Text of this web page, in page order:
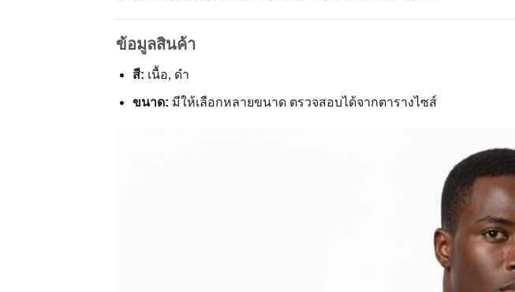
ข้อมูลสินค้า
สี: เนื้อ, ดำ
ขนาด: มีให้เลือกหลายขนาด ตรวจสอบได้จากตารางไซส์